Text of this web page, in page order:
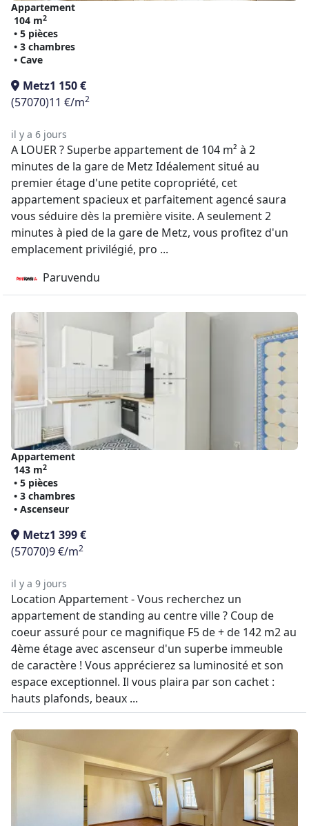
Appartement
104 m2
• 5 pièces
• 3 chambres
• Cave
Metz1 150 €
(57070)11 €/m2
il y a 6 jours
A LOUER ? Superbe appartement de 104 m² à 2
minutes de la gare de Metz Idéalement situé au
premier étage d'une petite copropriété, cet
appartement spacieux et parfaitement agencé saura
vous séduire dès la première visite. A seulement 2
minutes à pied de la gare de Metz, vous profitez d'un
emplacement privilégié, pro ...
Paruvendu
Appartement
143 m2
• 5 pièces
• 3 chambres
• Ascenseur
Metz1 399 €
(57070)9 €/m2
il y a 9 jours
Location Appartement - Vous recherchez un
appartement de standing au centre ville ? Coup de
coeur assuré pour ce magnifique F5 de + de 142 m2 au
4ème étage avec ascenseur d'un superbe immeuble
de caractère ! Vous apprécierez sa luminosité et son
espace exceptionnel. Il vous plaira par son cachet :
hauts plafonds, beaux ...